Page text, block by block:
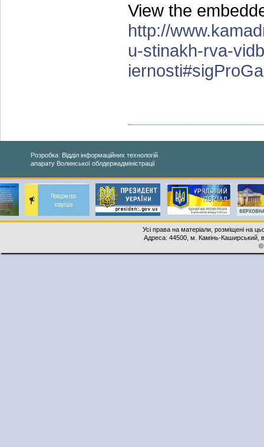
View the
http://
u-stinakh-rva-
Розробка: Відділ інформаційних технологій
апарату Волинської облдержадміністрації
Усі права на матеріали, розміщені на
Адреса: 44500, м. Камінь-Каширський,
©